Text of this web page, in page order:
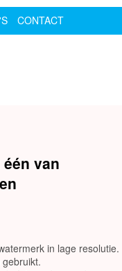
CONTACT
van
in lage resolutie.